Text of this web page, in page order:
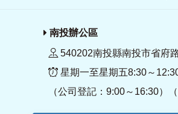
南投辦公區
540202南投縣南投市省府
星期一至星期五8:30～
（公司登記：9:00～16:30）